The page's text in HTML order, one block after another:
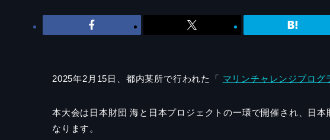
2025年2月15日、都内某所で行われた「 マリンチャレンジプログ
本大会は日本財団 海と日本プロジェクトの一環で開催され、日
なります。